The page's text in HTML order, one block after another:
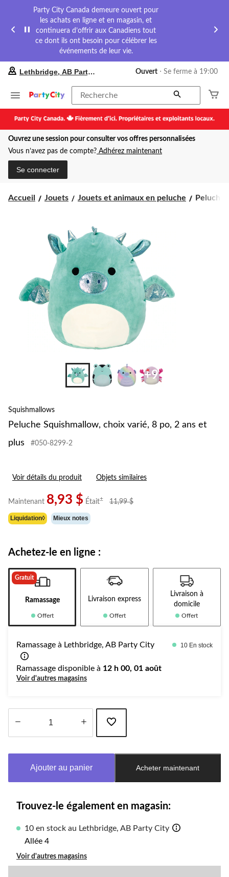
Party City Canada demeure ouvert pour
les achats en ligne et en magasin, et
continuera d’offrir aux Canadiens tout
ce dont ils ont besoin pour célébrer les
événements de leur vie.
préféré
Lethbridge,
Party
City,
courament
Ouvert,
cliquer
Lethbridge, AB Party City Ouvert ⋅ Se ferme à 19:00
Recherche
Ouvrez une session pour consulter vos offres personnalisées
Vous n’avez pas de compte? Adhérez maintenant
Se connecter
Accueil Jouets Jouets et animaux en peluche
Peluche
Peluche
+9
Squishmallows
Peluche Squishmallow, choix varié, 8 po, 2 ans et
plus
#050-8299-2
Voir détails du produit Objets similaires
Maintenant 8,93 $ Était± 11,99 $
Liquidation◊ Mieux notes
Achetez-le en ligne :
Gratuit
Ramassage
Offert
Livraison express
Offert
Livraison à
domicile
Offert
Ramassage à Lethbridge, AB Party City 10 En stock
Ramassage disponible à 12 h 00, 01 août
Voir d'autres magasins
à
Ajouter au panier Acheter maintenant
Trouvez-le également en magasin:
10 en stock au Lethbridge, AB Party City
Allée 4
Voir d'autres magasins